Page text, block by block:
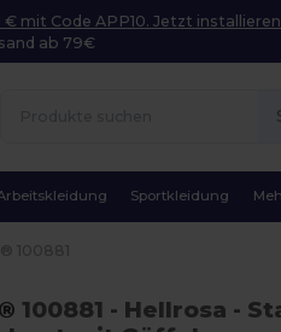
mit Code APP10. Jetzt
ab 79€
Sportkleidung
100881 - Hellrosa -